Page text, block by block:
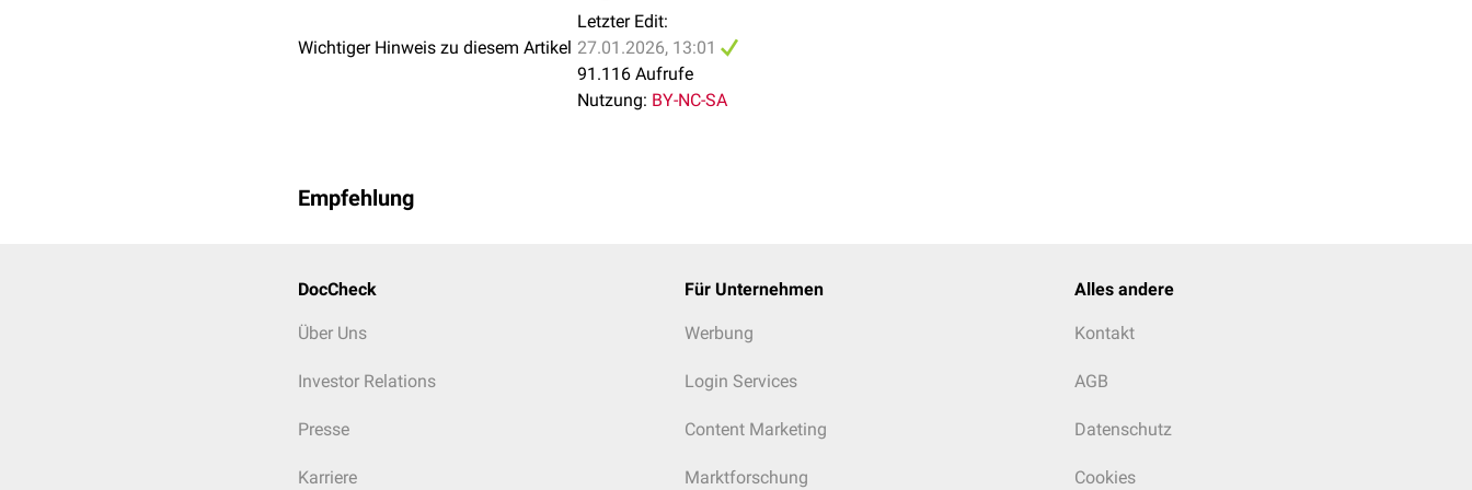
Singulärer subkutaner Digitalblock(nach Low)
Lokalanästhesien der unteren Extremität
Laterale Ischiadikusblockade
Distale Ischiadikusblockade
Wichtiger Hinweis zu diesem Artikel
Letzter Edit:
27.01.2026, 13:01
91.116 Aufrufe
Nutzung: BY-NC-SA
Empfehlung
DocCheck
Über Uns
Investor Relations
Presse
Karriere
Für Unternehmen
Werbung
Login Services
Content Marketing
Marktforschung
Alles andere
Kontakt
AGB
Datenschutz
Cookies